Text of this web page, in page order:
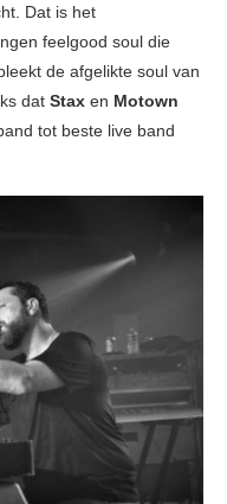
Dat is het
feelgood soul die
de afgelikte soul van
dat Stax en Motown
tot beste live band